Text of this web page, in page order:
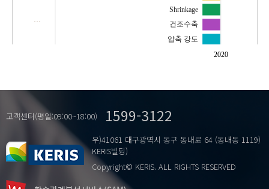
2020
…
Shrinkage
건조수축
압축 강도
고객센터(평일:09:00~18:00) 1599-3122
우)41061 대구광역시 동구 동내로 64 (동내동 1119)
KERIS빌딩)
Copyright© KERIS. ALL RIGHTS RESERVED